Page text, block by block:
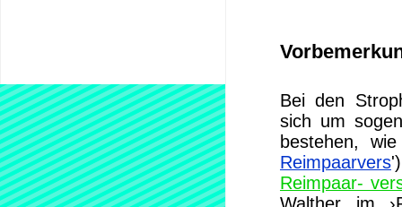
Bei den
sich um
bestehen,
Reimpaarvers
Reimpaar-